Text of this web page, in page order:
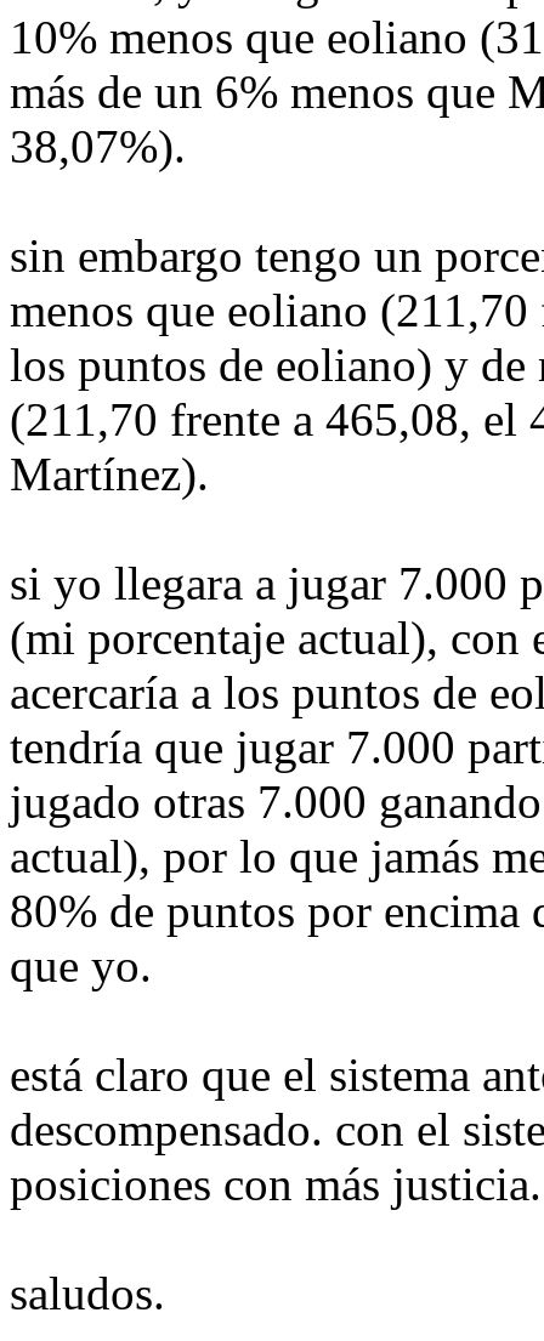
10% menos que eoliano
más de un 6% menos que
38,07%).
sin embargo tengo un
menos que eoliano
los puntos de eoliano) y
(211,70 frente a 465,08, el
Martínez).
si yo llegara a jugar 7.000
(mi porcentaje actual), con
acercaría a los puntos de
tendría que jugar 7.000
jugado otras 7.000
actual), por lo que jamás
80% de puntos por encima
que yo.
está claro que el sistema
descompensado. con el
posiciones con más justicia.
saludos.